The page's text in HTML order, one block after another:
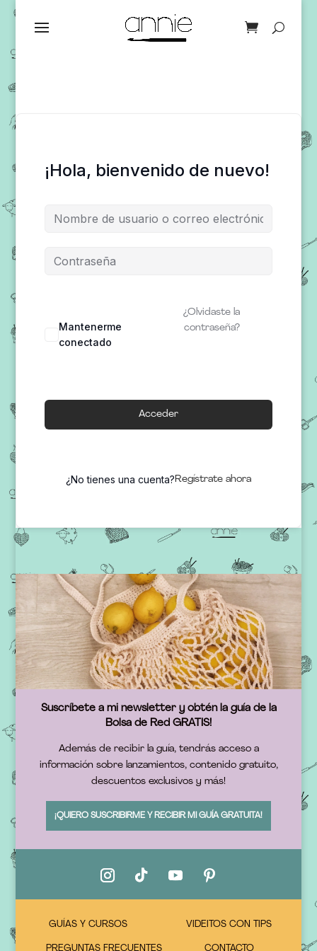
¡Hola, bienvenido de nuevo!
Mantenerme
conectado
¿Olvidaste la
contraseña?
Acceder
¿No tienes una cuenta?Regístrate ahora
Suscríbete a mi newsletter y obtén la guía de la
Bolsa de Red GRATIS!
Además de recibir la guía, tendrás acceso a
información sobre lanzamientos, contenido gratuito,
descuentos exclusivos y más!
¡QUIERO SUSCRIBIRME Y RECIBIR MI GUÍA GRATUITA!
GUÍAS Y CURSOS VIDEITOS CON TIPS
PREGUNTAS FRECUENTES CONTACTO